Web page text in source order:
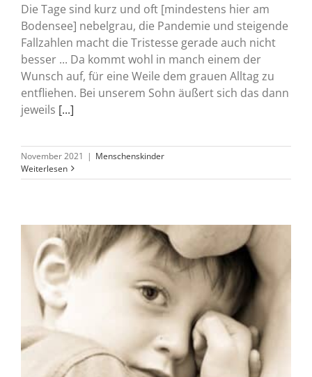
Die Tage sind kurz und oft [mindestens hier am
Bodensee] nebelgrau, die Pandemie und steigende
Fallzahlen macht die Tristesse gerade auch nicht
besser ... Da kommt wohl in manch einem der
Wunsch auf, für eine Weile dem grauen Alltag zu
entfliehen. Bei unserem Sohn äußert sich das dann
jeweils [...]
November 2021 | Menschenskinder
Weiterlesen